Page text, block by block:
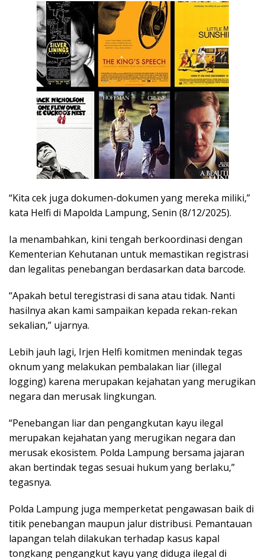
“Kita cek juga dokumen-dokumen yang mereka miliki,”
kata Helfi di Mapolda Lampung, Senin (8/12/2025).
Ia menambahkan, kini tengah berkoordinasi dengan
Kementerian Kehutanan untuk memastikan registrasi
dan legalitas penebangan berdasarkan data barcode.
“Apakah betul teregistrasi di sana atau tidak. Nanti
hasilnya akan kami sampaikan kepada rekan-rekan
sekalian,” ujarnya.
Lebih jauh lagi, Irjen Helfi komitmen menindak tegas
oknum yang melakukan pembalakan liar (illegal
logging) karena merupakan kejahatan yang merugikan
negara dan merusak lingkungan.
“Penebangan liar dan pengangkutan kayu ilegal
merupakan kejahatan yang merugikan negara dan
merusak ekosistem. Polda Lampung bersama jajaran
akan bertindak tegas sesuai hukum yang berlaku,”
tegasnya.
Polda Lampung juga memperketat pengawasan baik di
titik penebangan maupun jalur distribusi. Pemantauan
lapangan telah dilakukan terhadap kasus kapal
tongkang pengangkut kayu yang diduga ilegal di